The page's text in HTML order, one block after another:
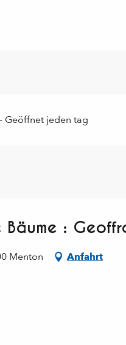
Geöffnet jeden tag
Bäume :
Menton Anfahrt